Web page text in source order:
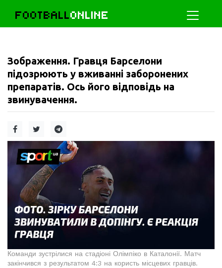
FOOTBALLONLINE
Зображення. Гравця Барселони
підозрюють у вживанні заборонених
препаратів. Ось його відповідь на
звинувачення.
Команди зустрілися на стадіоні Олімпіко в Каталонії. Матч
закінчився з результатом 4:3 на користь місцевих гравців.